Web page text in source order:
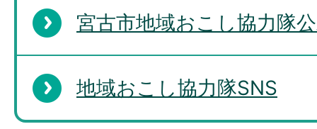
宮古市地域おこし協力隊
地域おこし協力隊SNS